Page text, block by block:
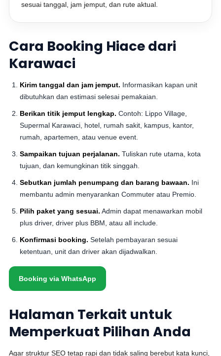
sesuai tanggal, jam jemput, dan rute aktual.
Cara Booking Hiace dari
Karawaci
Kirim tanggal dan jam jemput. Informasikan kapan unit
dibutuhkan dan estimasi selesai pemakaian.
Berikan titik jemput lengkap. Contoh: Lippo Village,
Supermal Karawaci, hotel, rumah sakit, kampus, kantor,
rumah, apartemen, atau venue event.
Sampaikan tujuan perjalanan. Tuliskan rute utama, kota
tujuan, dan kemungkinan titik singgah.
Sebutkan jumlah penumpang dan barang bawaan. Ini
membantu admin menyarankan Commuter atau Premio.
Pilih paket yang sesuai. Admin dapat menawarkan mobil
plus driver, driver plus BBM, atau all include.
Konfirmasi booking. Setelah pembayaran sesuai
ketentuan, unit dan driver akan dijadwalkan.
Booking via WhatsApp
Halaman Terkait untuk
Memperkuat Pilihan Anda
Agar struktur SEO tetap rapi dan tidak saling berebut kata kunci,